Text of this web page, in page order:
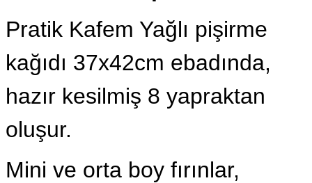
Pratik Kafem Yağlı pişirme
kağıdı 37x42cm ebadında,
hazır kesilmiş 8 yapraktan
oluşur.
Mini ve orta boy fırınlar,